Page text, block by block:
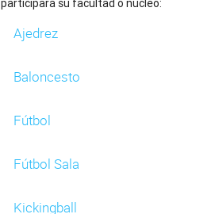
participará su facultad o núcleo:
Ajedrez
Baloncesto
Fútbol
Fútbol Sala
Kickingball